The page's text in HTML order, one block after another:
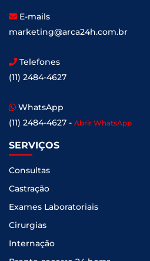
E-mails
marketing@arca24h.com.br
Telefones
(11) 2484-4627
WhatsApp
(11) 2484-4627 - Abrir WhatsApp
SERVIÇOS
Consultas
Castração
Exames Laboratoriais
Cirurgias
Internação